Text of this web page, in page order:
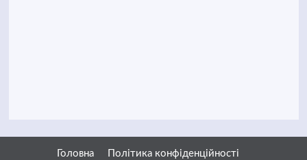
Головна
Політика конфіденційності